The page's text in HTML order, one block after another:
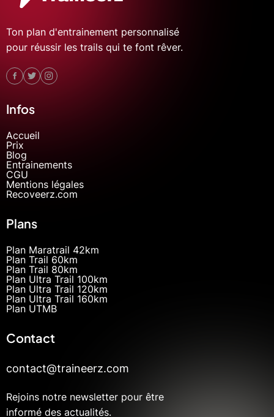
Ton plan d'entrainement personnalisé
pour réussir les trails qui te font rêver.
Infos
Accueil
Prix
Blog
Entrainements
CGU
Mentions légales
Recoveerz.com
Plans
Plan Maratrail 42km
Plan Trail 60km
Plan Trail 80km
Plan Ultra Trail 100km
Plan Ultra Trail 120km
Plan Ultra Trail 160km
Plan UTMB
Contact
contact@traineerz.com
Rejoins notre newsletter pour être
informé des actualités.